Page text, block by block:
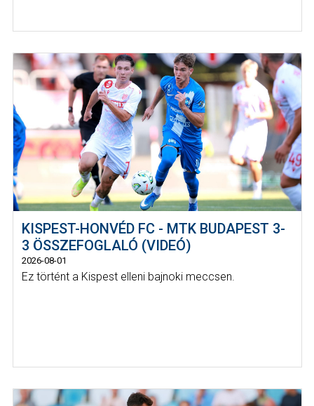
KISPEST-HONVÉD FC - MTK BUDAPEST 3-
3 ÖSSZEFOGLALÓ (VIDEÓ)
2026-08-01
Ez történt a Kispest elleni bajnoki meccsen.